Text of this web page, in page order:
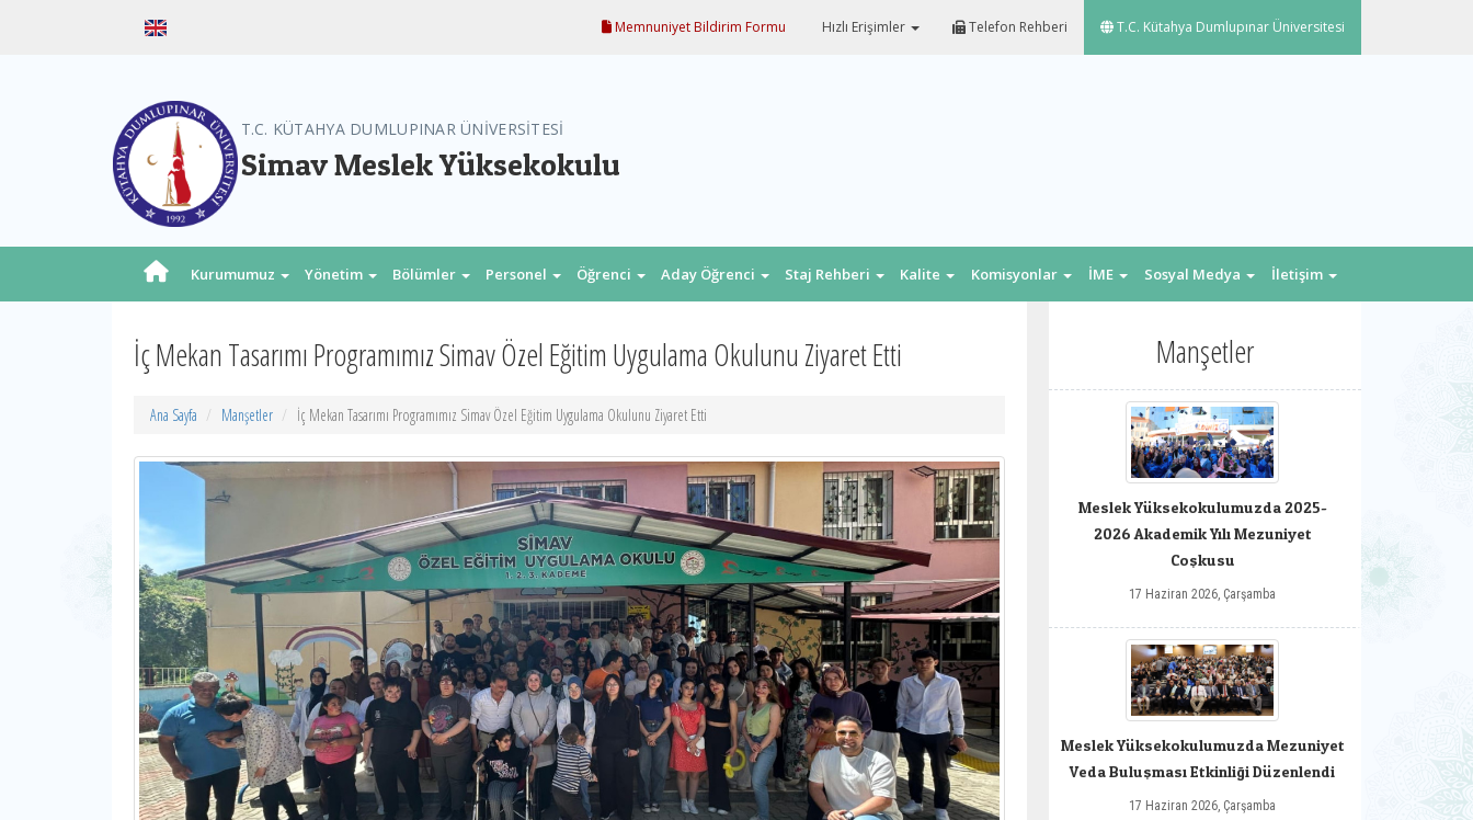
Memnuniyet Bildirim Formu Hızlı Erişimler Telefon Rehberi T.C. Kütahya Dumlupınar Üniversitesi
T.C. KÜTAHYA DUMLUPINAR ÜNİVERSİTESİ
Simav Meslek Yüksekokulu
Kurumumuz Yönetim Bölümler Personel Öğrenci Aday Öğrenci Staj Rehberi Kalite Komisyonlar İME Sosyal Medya İletişim
İç Mekan Tasarımı Programımız Simav Özel Eğitim Uygulama Okulunu Ziyaret Etti
Ana Sayfa Manşetler İç Mekan Tasarımı Programımız Simav Özel Eğitim Uygulama Okulunu Ziyaret Etti
Manşetler
Meslek Yüksekokulumuzda 2025-
2026 Akademik Yılı Mezuniyet
Coşkusu
17 Haziran 2026, Çarşamba
Meslek Yüksekokulumuzda Mezuniyet
Veda Buluşması Etkinliği Düzenlendi
17 Haziran 2026, Çarşamba